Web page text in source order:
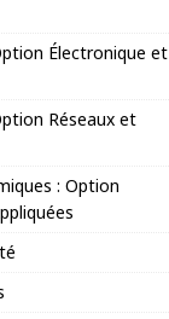
Électronique et
Réseaux et
: Option